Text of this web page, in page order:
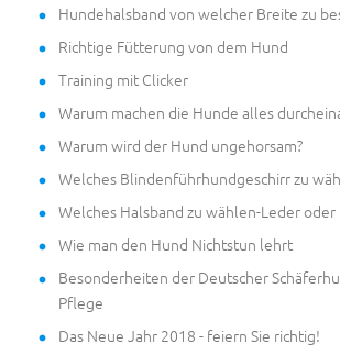
Hundehalsband von welcher Breite zu
Richtige Fütterung von dem Hund
Training mit Clicker
Warum machen die Hunde alles
Warum wird der Hund ungehorsam?
Welches Blindenführhundgeschirr zu
Welches Halsband zu wählen-Leder oder
Wie man den Hund Nichtstun lehrt
Besonderheiten der Deutscher
Pflege
Das Neue Jahr 2018 - feiern Sie richtig!